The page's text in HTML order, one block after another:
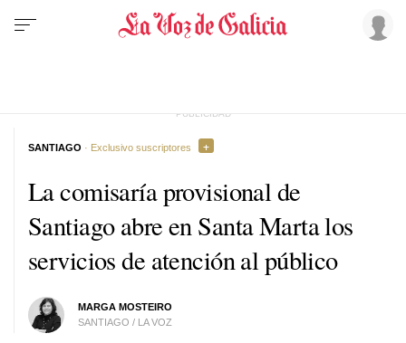
La comisaría provisional de
Santiago abre en Santa Marta los
servicios de atención al público
MARGA MOSTEIRO
SANTIAGO / LA VOZ
SANTIAGO · Exclusivo suscriptores